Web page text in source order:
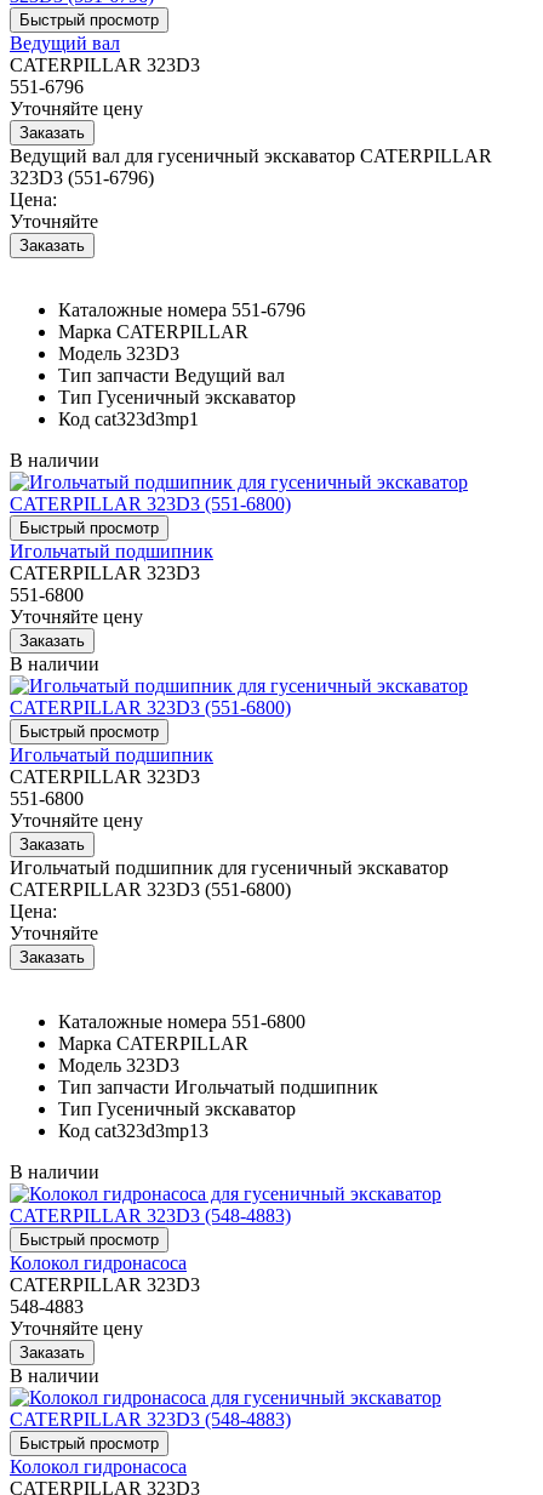
Ведущий вал
CATERPILLAR 323D3
551-6796
Уточняйте цену
Ведущий вал для гусеничный экскаватор CATERPILLAR
323D3 (551-6796)
Цена:
Уточняйте
Каталожные номера 551-6796
Марка CATERPILLAR
Модель 323D3
Тип запчасти Ведущий вал
Тип Гусеничный экскаватор
Код cat323d3mp1
В наличии
Игольчатый подшипник
CATERPILLAR 323D3
551-6800
Уточняйте цену
В наличии
Игольчатый подшипник
CATERPILLAR 323D3
551-6800
Уточняйте цену
Игольчатый подшипник для гусеничный экскаватор
CATERPILLAR 323D3 (551-6800)
Цена:
Уточняйте
Каталожные номера 551-6800
Марка CATERPILLAR
Модель 323D3
Тип запчасти Игольчатый подшипник
Тип Гусеничный экскаватор
Код cat323d3mp13
В наличии
Колокол гидронасоса
CATERPILLAR 323D3
548-4883
Уточняйте цену
В наличии
Колокол гидронасоса
CATERPILLAR 323D3